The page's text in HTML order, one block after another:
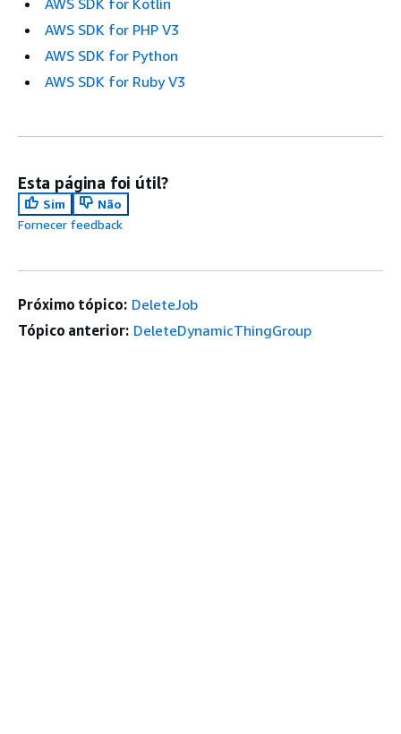
AWS SDK for Kotlin
AWS SDK for PHP V3
AWS SDK for Python
AWS SDK for Ruby V3
Esta página foi útil?
Sim
Não
Fornecer feedback
Próximo tópico: DeleteJob
Tópico anterior: DeleteDynamicThingGroup